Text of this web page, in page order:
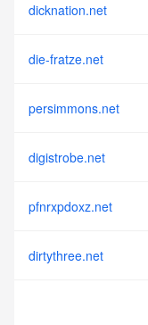
dicknation.net
die-fratze.net
persimmons.net
digistrobe.net
pfnrxpdoxz.net
dirtythree.net